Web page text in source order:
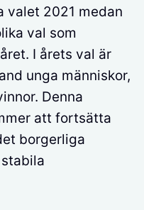
valet 2021 medan
val som
I årets val är
unga människor,
Denna
att fortsätta
borgerliga